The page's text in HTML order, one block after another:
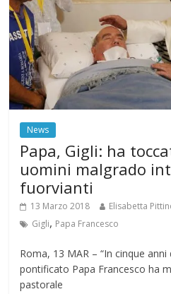
News
Papa, Gigli: ha
uomini malgrado
fuorvianti
13 Marzo 2018 Elisabetta
Gigli, Papa Francesco
Roma, 13 MAR – “In cinque anni
pontificato Papa Francesco ha
pastorale